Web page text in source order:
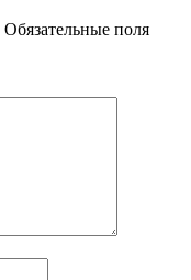
Обязательные поля